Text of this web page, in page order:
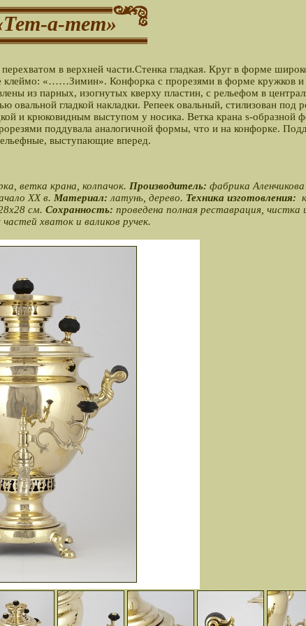
а-тет»
в верхней части.Стенка гладкая. Круг в форме
«……Зимин». Конфорка с прорезями в форме кружков
из парных, изогнутых кверху пластин, с рельефом в
гладкой накладки. Репеек овальный, стилизован под
и крюковидным выступом у носика. Ветка крана s-образной
поддувала аналогичной формы, что и на конфорке.
выступающие вперед.
ветка крана, колпачок. Производитель: фабрика
ХХ в. Материал: латунь, дерево. Техника изготовления:
см. Сохранность: проведена полная реставрация, чистка
хваток и валиков ручек.